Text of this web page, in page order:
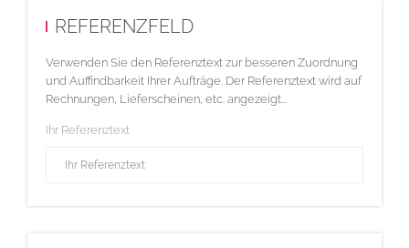
REFERENZFELD
Verwenden Sie den Referenztext zur besseren Zuordnung
und Auffindbarkeit Ihrer Aufträge. Der Referenztext wird auf
Rechnungen, Lieferscheinen, etc. angezeigt...
Ihr Referenztext